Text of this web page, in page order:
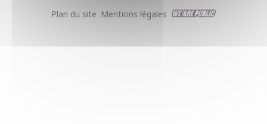
Plan du site Mentions légales